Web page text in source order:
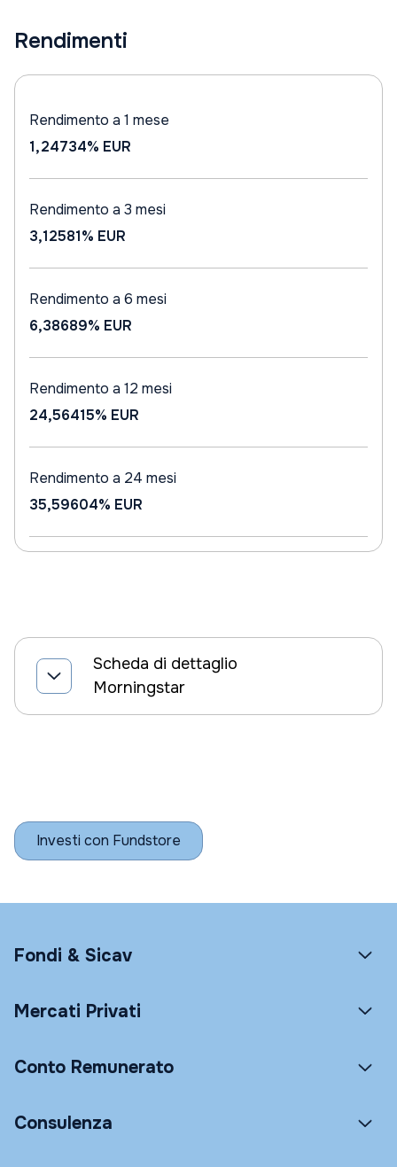
Rendimenti
Rendimento a 1 mese
1,24734% EUR
Rendimento a 3 mesi
3,12581% EUR
Rendimento a 6 mesi
6,38689% EUR
Rendimento a 12 mesi
24,56415% EUR
Rendimento a 24 mesi
35,59604% EUR
Scheda di dettaglio
Morningstar
Investi con Fundstore
Fondi & Sicav
Mercati Privati
Conto Remunerato
Consulenza